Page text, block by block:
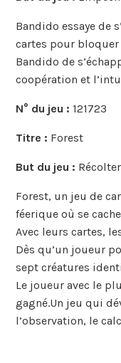
Bandido essaye de
cartes pour
Bandido de
coopération et
N° du jeu : 121723
Titre : Forest
But du jeu :
Forest, un jeu de
féerique où se
Avec leurs cartes,
Dès qu’un joueur
sept créatures
Le joueur avec le
gagné.Un jeu qui
l’observation, le